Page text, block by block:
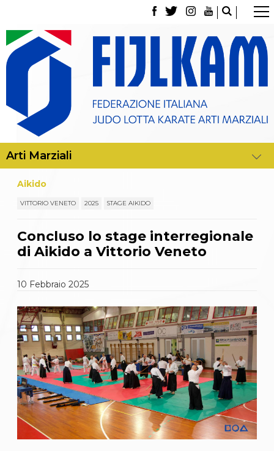
La Federazione
Tesseramento
Contatti
Norme e modulistica Affiliazioni e Tesseramenti
Classifica Società Sportive con più di 100 atleti
tesserati
Giustizia Sportiva
Partners
La disciplina
News
Lotta
La disciplina
News
Gare e Risultati
Attività Didattica
Albi Federali
Karate
La disciplina
News
Gare e Risultati
Attività Didattica
Aikido
VITTORIO VENETO 2025 STAGE AIKIDO
Concluso lo stage interregionale
di Aikido a Vittorio Veneto
10 Febbraio2025